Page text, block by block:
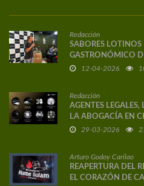
Redacción
SABORES
GASTRONÓMICO
DE AUTOR
12-04-2026
Redacción
AGENTES
LA ABOGACÍA EN
29-03-2026
Arturo Godoy Carilao
REAPERTURA DEL
EL CORAZÓN DE